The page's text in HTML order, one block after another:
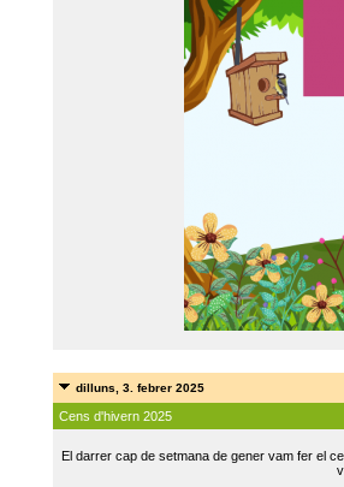
dilluns, 3. febrer 2025
Cens d'hivern 2025
El darrer cap de setmana de gener vam fer el